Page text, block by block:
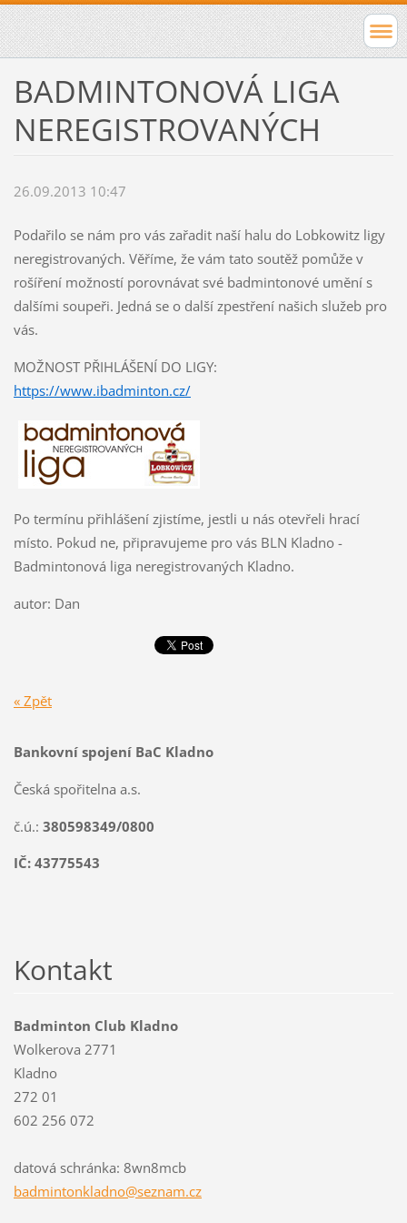
BADMINTONOVÁ LIGA
NEREGISTROVANÝCH
26.09.2013 10:47
Podařilo se nám pro vás zařadit naší halu do Lobkowitz ligy
neregistrovaných. Věříme, že vám tato soutěž pomůže v
rošíření možností porovnávat své badmintonové umění s
dalšími soupeři. Jedná se o další zpestření našich služeb pro
vás.
MOŽNOST PŘIHLÁŠENÍ DO LIGY:
https://www.ibadminton.cz/
Po termínu přihlášení zjistíme, jestli u nás otevřeli hrací
místo. Pokud ne, připravujeme pro vás BLN Kladno -
Badmintonová liga neregistrovaných Kladno.
autor: Dan
« Zpět
Bankovní spojení BaC Kladno
Česká spořitelna a.s.
č.ú.: 380598349/0800
IČ: 43775543
Kontakt
Badminton Club Kladno
Wolkerova 2771
Kladno
272 01
602 256 072
datová schránka: 8wn8mcb
badmintonkladno@seznam.cz